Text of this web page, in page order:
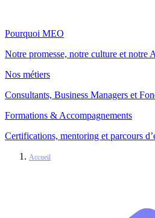
Pourquoi MEO
Notre promesse, notre culture et notre
Nos métiers
Consultants, Business Managers et
Formations & Accompagnements
Certifications, mentoring et parcours
Accueil